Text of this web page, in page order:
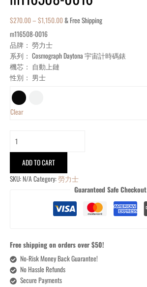
$270.00– $1,150.00& Free Shipping
m116508-0016
品牌： 勞力士
系列： Cosmograph Daytona 宇宙計時碼錶
機芯： 自動上鏈
性別： 男士
Clear
quantity
ADD TO CART
SKU: N/ACategory:勞力士
Guaranteed Safe Checkout
Free shipping on orders over $50!
No-Risk Money Back Guarantee!
No Hassle Refunds
Secure Payments